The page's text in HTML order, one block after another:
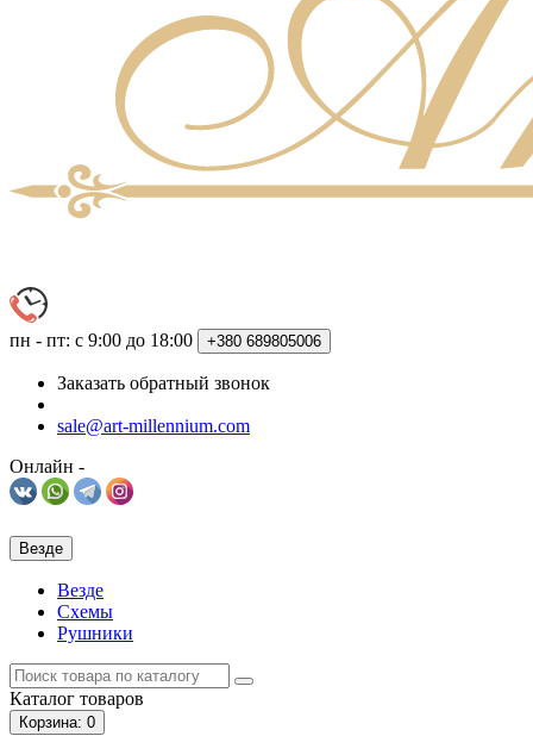
пн - пт: с 9:00 до 18:00 +380 689805006
Заказать обратный звонок
sale@art-millennium.com
Онлайн -
Везде
Везде
Схемы
Рушники
Каталог товаров
Корзина: 0